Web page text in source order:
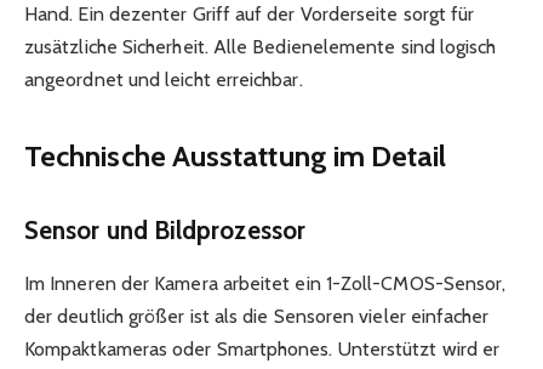
Hand. Ein dezenter Griff auf der Vorderseite sorgt für
zusätzliche Sicherheit. Alle Bedienelemente sind logisch
angeordnet und leicht erreichbar.
Technische Ausstattung im Detail
Sensor und Bildprozessor
Im Inneren der Kamera arbeitet ein 1-Zoll-CMOS-Sensor,
der deutlich größer ist als die Sensoren vieler einfacher
Kompaktkameras oder Smartphones. Unterstützt wird er